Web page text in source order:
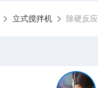
立式搅拌机 除硬反